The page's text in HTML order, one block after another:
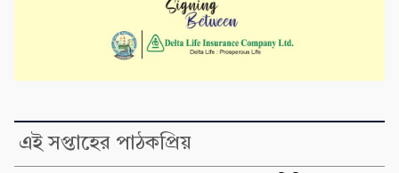
এই সপ্তাহের পাঠকপ্রিয়